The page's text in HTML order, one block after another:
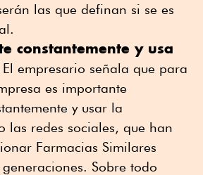
las que definan si se es
constantemente y usa
El empresario señala que para
es importante
y usar la
las redes sociales, que han
Farmacias Similares
Sobre todo